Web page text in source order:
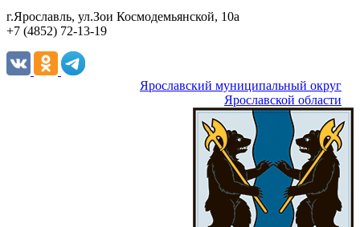
г.Ярославль, ул.Зои Космодемьянской, 10а
+7 (4852) 72-13-19
Ярославский муниципальный округ
Ярославской области